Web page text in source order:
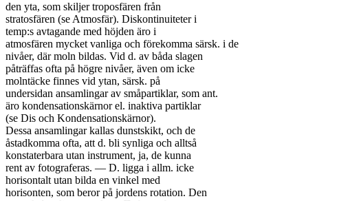
den yta, som skiljer troposfären från
stratosfären (se Atmosfär). Diskontinuiteter i
temp:s avtagande med höjden äro i
atmosfären mycket vanliga och förekomma särsk. i de
nivåer, där moln bildas. Vid d. av båda slagen
påträffas ofta på högre nivåer, även om icke
molntäcke finnes vid ytan, särsk. på
undersidan ansamlingar av småpartiklar, som ant.
äro kondensationskärnor el. inaktiva partiklar
(se Dis och Kondensationskärnor).
Dessa ansamlingar kallas dunstskikt, och de
åstadkomma ofta, att d. bli synliga och alltså
konstaterbara utan instrument, ja, de kunna
rent av fotograferas. — D. ligga i allm. icke
horisontalt utan bilda en vinkel med
horisonten, som beror på jordens rotation. Den